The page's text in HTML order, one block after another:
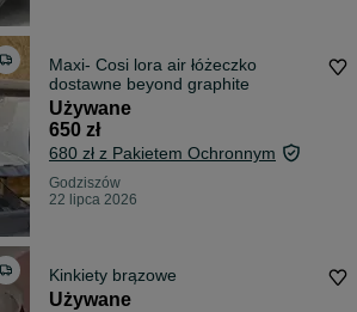
Maxi- Cosi lora air łóżeczko
dostawne beyond graphite
Używane
650 zł
680 zł z Pakietem Ochronnym
Godziszów
22 lipca 2026
Kinkiety brązowe
Używane